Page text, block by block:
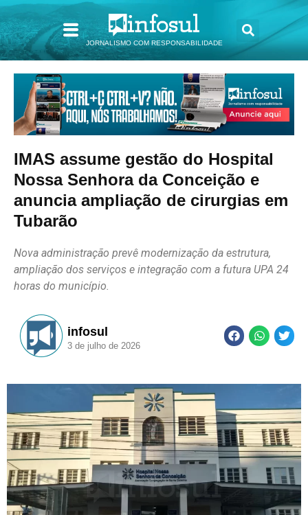
JORNALISMO COM RESPONSABILIDADE
IMAS assume gestão do Hospital
Nossa Senhora da Conceição e
anuncia ampliação de cirurgias em
Tubarão
Nova administração prevê modernização da estrutura,
ampliação dos serviços e integração com a futura UPA 24
horas do município.
infosul
3 de julho de 2026